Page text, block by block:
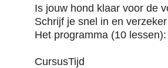
Is jouw hond klaar voor de
Schrijf je snel in en
Het programma (10 lessen):
CursusTijd